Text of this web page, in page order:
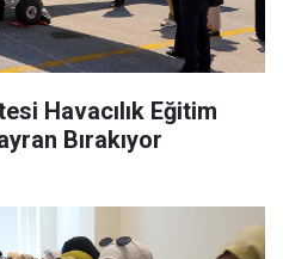
Havacılık Eğitim
Bırakıyor